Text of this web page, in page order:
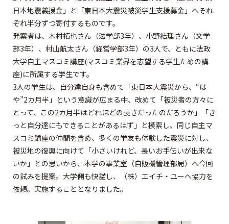
日本地震義援金」と「東日本大震災被災学生支援募金」へそれ
ぞれ半分ずつ寄付するものです。
発案者は、木村拓也さん（法学部3年）、小野結理さん（文学
部3年）、村山航太さん（経営学部3年）の3人で、ともに法政
大学自主マスコミ講座(マスコミ業界を志望する学生ための講
座)に所属する学生です。
3人の学生は、自分達自身も含めて「東日本大震災から、“は
や”2カ月半」という意識が広まる中、改めて「被災者の方々に
とって、この2カ月半はどれほどの長さだったのだろうか」「き
っと自分達にもできることがあるはず」と模索し、同じ自主マ
スコミ講座の仲間を含め、多くの学友も体験した震災に対し、
被災地の復興に向けて「小さいけれど、長いお手伝いが出来な
いか」との思いから、本学の事業室（自販機管理部局）へ今回
の試みを提案。大学側も快諾し、（株）エイチ・ユーへ協力を
依頼。実施することとなりました。